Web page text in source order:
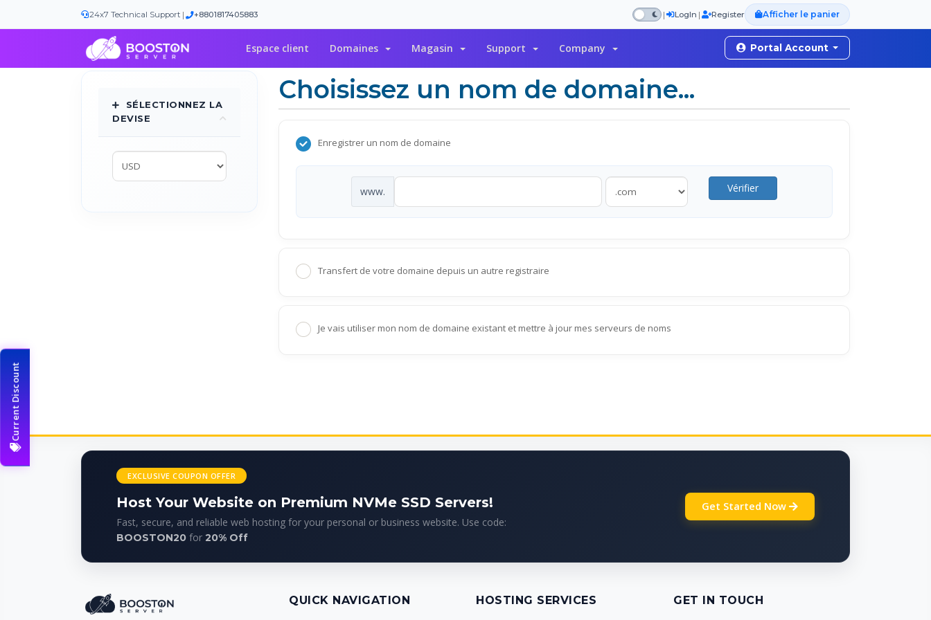
24x7 Technical Support | +8801817405883 | LogIn | Register Afficher le panier
Espace client Domaines Magasin Support Company Portal Account
Current Discount
SÉLECTIONNEZ LA
DEVISE
Choisissez un nom de domaine...
Enregistrer un nom de domaine
www. Vérifier
Transfert de votre domaine depuis un autre registraire
Je vais utiliser mon nom de domaine existant et mettre à jour mes serveurs de noms
EXCLUSIVE COUPON OFFER
Host Your Website on Premium NVMe SSD Servers!
Fast, secure, and reliable web hosting for your personal or business website. Use code:
BOOSTON20 for 20% Off
Get Started Now
QUICK NAVIGATION HOSTING SERVICES GET IN TOUCH